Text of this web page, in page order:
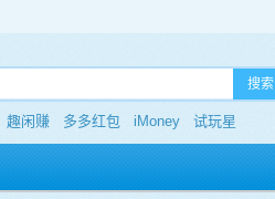
搜索
趣闲赚 多多红包 iMoney 试玩星